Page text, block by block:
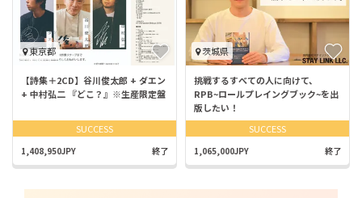
東京都
【詩集＋2CD】谷川俊太郎 + ダエン
+ 中村弘二 『どこ？』※生産限定盤
SUCCESS
1,408,950JPY 終了
茨城県
挑戦するすべての人に向けて、
RPB~ロールプレイングブック~を出
版したい！
SUCCESS
1,065,000JPY 終了